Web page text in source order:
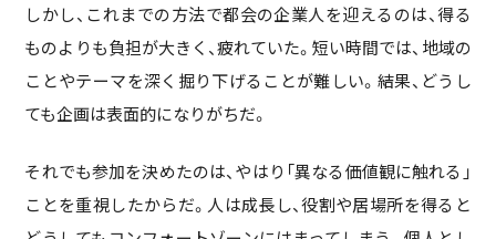
しかし、これまでの方法で都会の企業人を迎えるのは、得る
ものよりも負担が大きく、疲れていた。短い時間では、地域の
ことやテーマを深く掘り下げることが難しい。結果、どうし
ても企画は表面的になりがちだ。
それでも参加を決めたのは、やはり「異なる価値観に触れる」
ことを重視したからだ。人は成長し、役割や居場所を得ると